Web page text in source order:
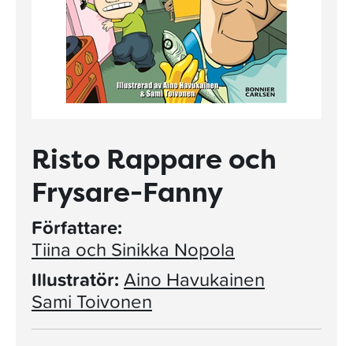
Risto Rappare och
Frysare-Fanny
Författare:
Tiina och Sinikka Nopola
Illustratör: Aino Havukainen
Sami Toivonen